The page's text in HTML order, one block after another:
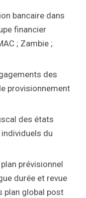
bancaire dans
financier
; Zambie ;
des
provisionnement
des états
du
prévisionnel
durée et revue
plan global post